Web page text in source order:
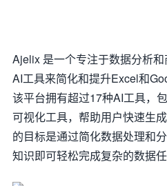
Ajelix 是一个专注于数据分析
AI工具来简化和提升Excel和
该平台拥有超过17种AI工具，
可视化工具，帮助用户快速生
的目标是通过简化数据处理和
知识即可轻松完成复杂的数据任